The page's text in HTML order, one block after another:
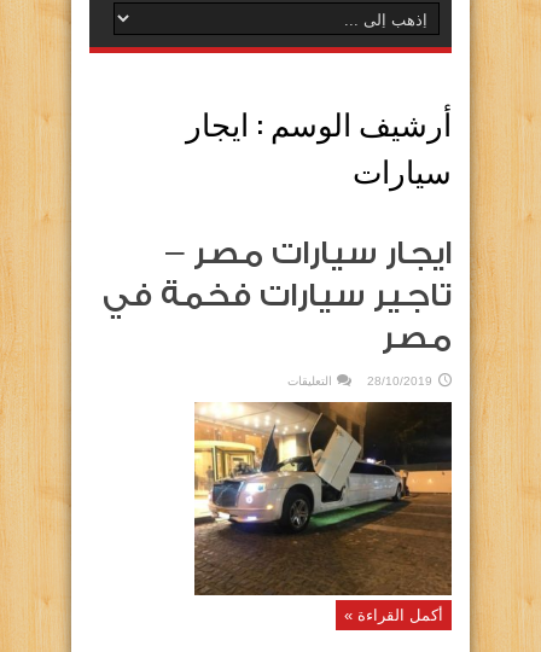
أرشيف الوسم : ايجار
سيارات
ايجار سيارات مصر –
تاجير سيارات فخمة في
مصر
28/10/2019 التعليقات
سيارات
مصر
–
تاجير
سيارات
فخمة
في
مصر
مغلقة
أكمل القراءة »